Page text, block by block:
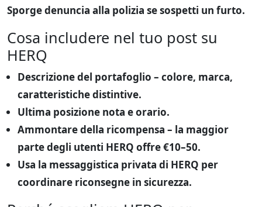
Sporge denuncia alla polizia se sospetti un furto.
Cosa includere nel tuo post su
HERQ
Descrizione del portafoglio – colore, marca,
caratteristiche distintive.
Ultima posizione nota e orario.
Ammontare della ricompensa – la maggior
parte degli utenti HERQ offre €10–50.
Usa la messaggistica privata di HERQ per
coordinare riconsegne in sicurezza.